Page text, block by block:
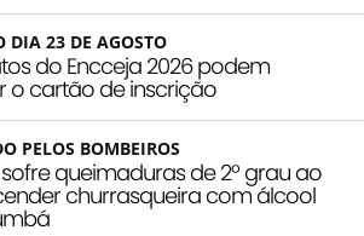
DIA 23 DE AGOSTO
do Encceja 2026 podem
o cartão de inscrição
PELOS BOMBEIROS
queimaduras de 2º grau ao
churrasqueira com álcool